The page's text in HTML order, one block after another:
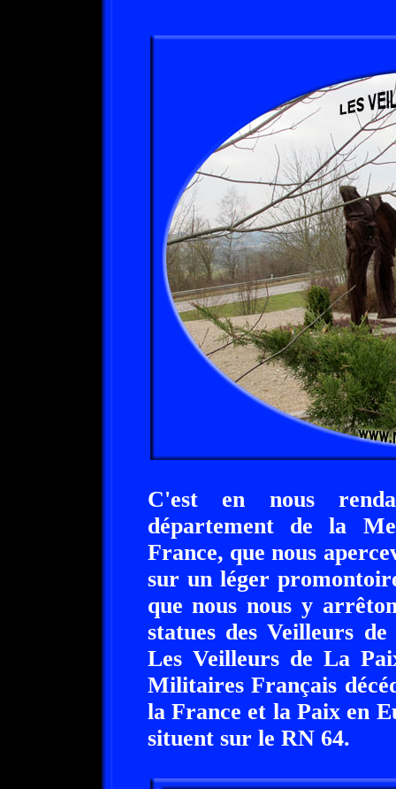
C'est en nous
département de la
France, que nous
sur un léger
que nous nous y
statues des Veilleurs
Les Veilleurs de La
Militaires Français
la France et la Paix en
situent sur le RN 64.